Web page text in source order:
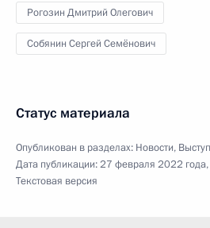
Рогозин Дмитрий Олегович
Собянин Сергей Семёнович
Статус материала
Опубликован в разделах: Новости,
Дата публикации:27 февраля 2022
Текстовая версия